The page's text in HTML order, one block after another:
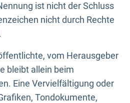
ist nicht der Schluss
nicht durch Rechte
vom Herausgeber
bleibt allein beim
Eine Vervielfältigung oder
Tondokumente,